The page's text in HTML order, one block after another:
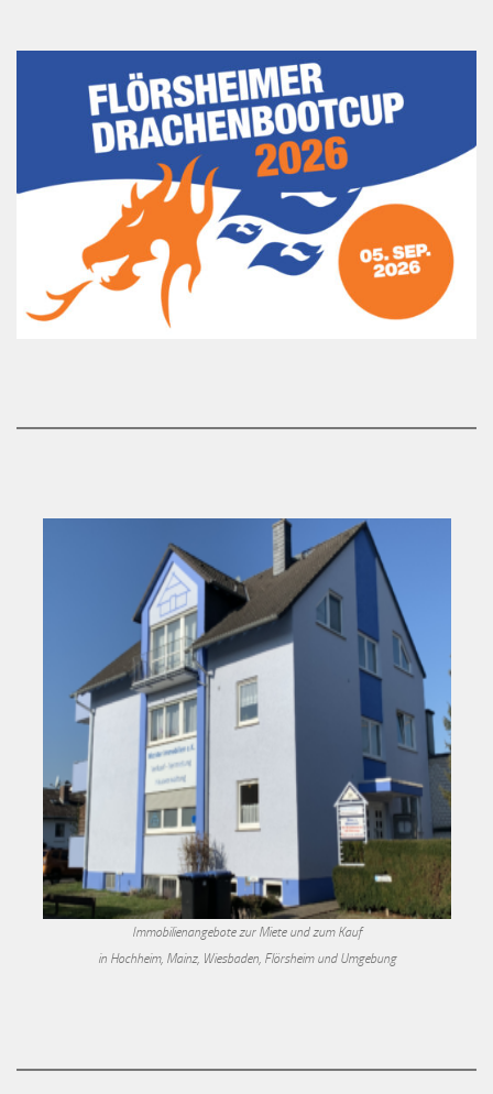
Immobilienangebote zur Miete und zum Kauf
in Hochheim, Mainz, Wiesbaden, Flörsheim und Umgebung